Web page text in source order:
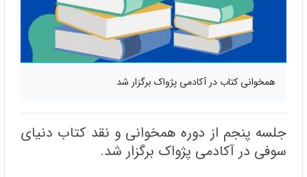
همخوانی کتاب در آکادمی پژواک برگزار شد
جلسه پنجم از دوره همخوانی و نقد کتاب دنیای
سوفی در آکادمی پژواک برگزار شد.